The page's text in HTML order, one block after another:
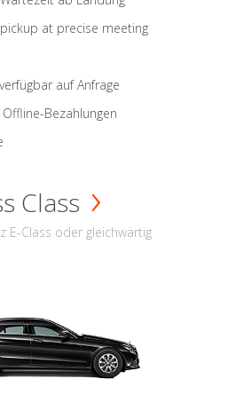
at precise meeting
auf Anfrage
Bezahlungen
Class
E-Class oder gleichwärtig